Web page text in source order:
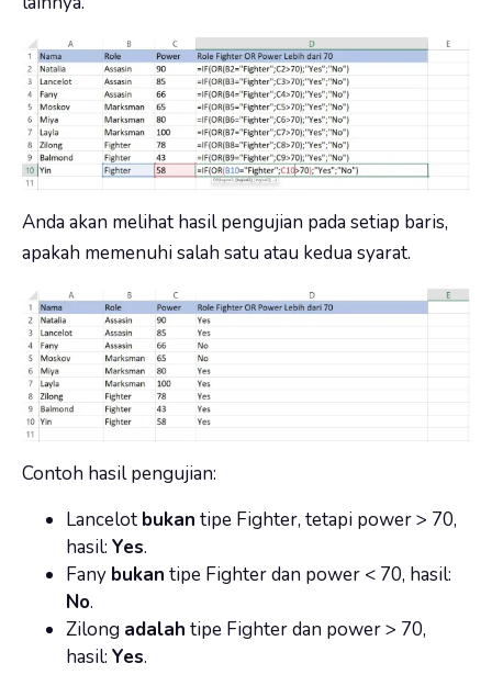
Anda akan melihat hasil pengujian pada setiap baris,
apakah memenuhi salah satu atau kedua syarat.
Contoh hasil pengujian:
Lancelot bukan tipe Fighter, tetapi power > 70,
hasil: Yes.
Fany bukan tipe Fighter dan power < 70, hasil:
No.
Zilong adalah tipe Fighter dan power > 70,
hasil: Yes.